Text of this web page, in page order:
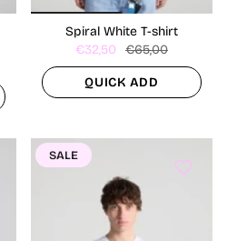
Spiral White T-shirt
€32,50
€65,00
QUICK ADD
SALE